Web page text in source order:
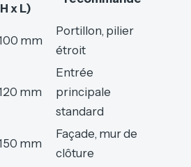
x L)
mm
Portillon, pilier
étroit
mm
Entrée
principale
standard
mm
Façade, mur de
clôture